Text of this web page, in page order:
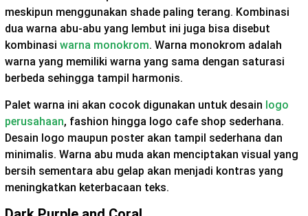
meskipun menggunakan shade paling terang. Kombinasi
dua warna abu-abu yang lembut ini juga bisa disebut
kombinasi warna monokrom. Warna monokrom adalah
warna yang memiliki warna yang sama dengan saturasi
berbeda sehingga tampil harmonis.
Palet warna ini akan cocok digunakan untuk desain logo
perusahaan, fashion hingga logo cafe shop sederhana.
Desain logo maupun poster akan tampil sederhana dan
minimalis. Warna abu muda akan menciptakan visual yang
bersih sementara abu gelap akan menjadi kontras yang
meningkatkan keterbacaan teks.